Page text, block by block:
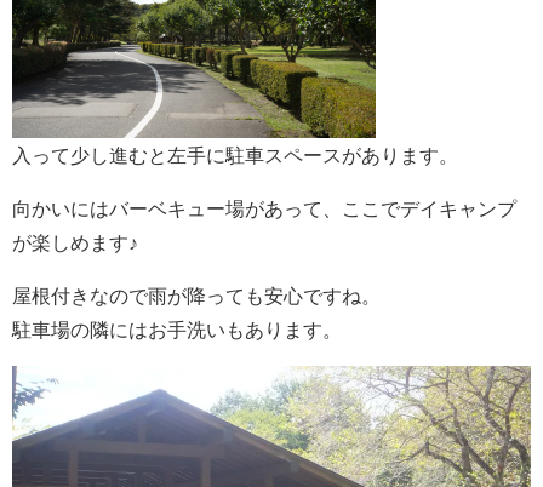
入って少し進むと左手に駐車スペースがあります。
向かいにはバーベキュー場があって、ここでデイキャンプ
が楽しめます♪
屋根付きなので雨が降っても安心ですね。
駐車場の隣にはお手洗いもあります。